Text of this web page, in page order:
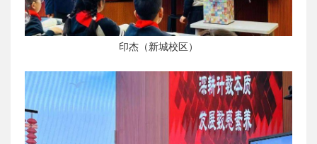
印杰（新城校区）